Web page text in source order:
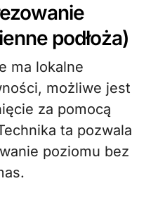
podłoża)
ma lokalne
możliwe jest
za pomocą
ta pozwala
poziomu bez